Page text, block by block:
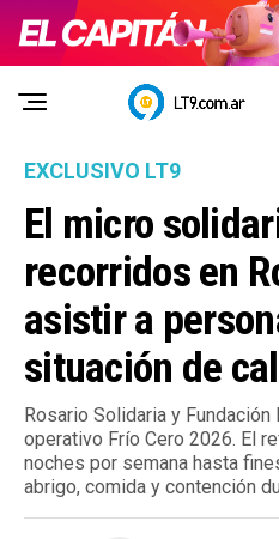
EXCLUSIVO LT9
El micro
recorridos en
asistir a
situación de
Rosario Solidaria y
operativo Frío Cero 2026. El
noches por semana hasta
abrigo, comida y contención